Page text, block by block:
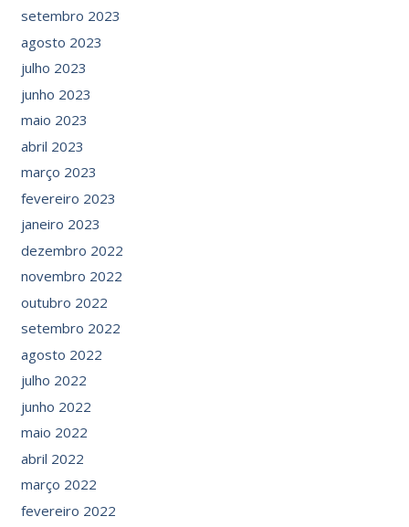
setembro 2023
agosto 2023
julho 2023
junho 2023
maio 2023
abril 2023
março 2023
fevereiro 2023
janeiro 2023
dezembro 2022
novembro 2022
outubro 2022
setembro 2022
agosto 2022
julho 2022
junho 2022
maio 2022
abril 2022
março 2022
fevereiro 2022